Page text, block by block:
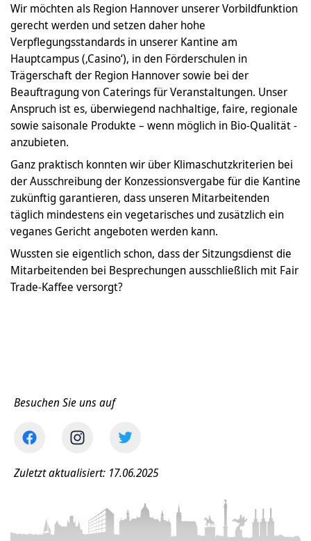
Wir möchten als Region Hannover unserer Vorbildfunktion
gerecht werden und setzen daher hohe
Verpflegungsstandards in unserer Kantine am
Hauptcampus (‚Casino‘), in den Förderschulen in
Trägerschaft der Region Hannover sowie bei der
Beauftragung von Caterings für Veranstaltungen. Unser
Anspruch ist es, überwiegend nachhaltige, faire, regionale
sowie saisonale Produkte – wenn möglich in Bio-Qualität -
anzubieten.
Ganz praktisch konnten wir über Klimaschutzkriterien bei
der Ausschreibung der Konzessionsvergabe für die Kantine
zukünftig garantieren, dass unseren Mitarbeitenden
täglich mindestens ein vegetarisches und zusätzlich ein
veganes Gericht angeboten werden kann.
Wussten sie eigentlich schon, dass der Sitzungsdienst die
Mitarbeitenden bei Besprechungen ausschließlich mit Fair
Trade-Kaffee versorgt?
Besuchen Sie uns auf
Zuletzt aktualisiert: 17.06.2025